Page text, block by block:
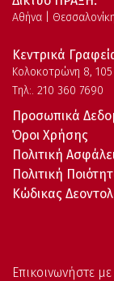
Αθήνα |
Κεντρικά
Kολοκοτρώνη 8,
Τηλ:. 210 360 7690
Προσωπικά
Όροι Χρήσης
Πολιτική
Πολιτική
Κώδικας
Επικοινωνήστε